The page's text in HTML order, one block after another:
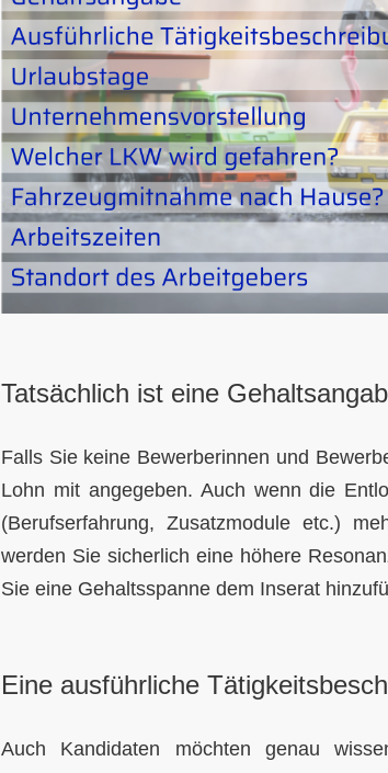
Tatsächlich ist eine
Falls Sie keine Bewerberinnen und
Lohn mit angegeben. Auch wenn die
(Berufserfahrung, Zusatzmodule etc.)
werden Sie sicherlich eine höhere
Sie eine Gehaltsspanne dem Inserat
Eine ausführliche
Auch Kandidaten möchten genau